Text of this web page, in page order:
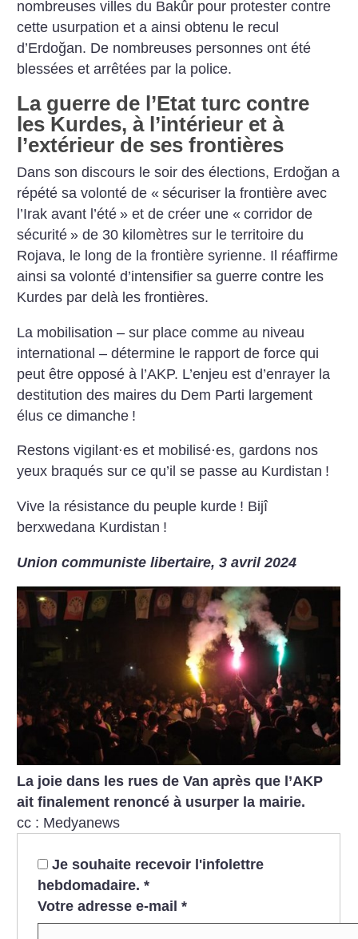
nombreuses villes du Bakûr pour protester contre
cette usurpation et a ainsi obtenu le recul
d’Erdoğan. De nombreuses personnes ont été
blessées et arrêtées par la police.
La guerre de l’Etat turc contre
les Kurdes, à l’intérieur et à
l’extérieur de ses frontières
Dans son discours le soir des élections, Erdoğan a
répété sa volonté de « sécuriser la frontière avec
l’Irak avant l’été » et de créer une « corridor de
sécurité » de 30 kilomètres sur le territoire du
Rojava, le long de la frontière syrienne. Il réaffirme
ainsi sa volonté d’intensifier sa guerre contre les
Kurdes par delà les frontières.
La mobilisation – sur place comme au niveau
international – détermine le rapport de force qui
peut être opposé à l’AKP. L’enjeu est d’enrayer la
destitution des maires du Dem Parti largement
élus ce dimanche !
Restons vigilant⋅es et mobilisé⋅es, gardons nos
yeux braqués sur ce qu’il se passe au Kurdistan !
Vive la résistance du peuple kurde ! Bijî
berxwedana Kurdistan !
Union communiste libertaire, 3 avril 2024
La joie dans les rues de Van après que l’AKP
ait finalement renoncé à usurper la mairie.
cc : Medyanews
Je souhaite recevoir l'infolettre
hebdomadaire. *
Votre adresse e-mail *